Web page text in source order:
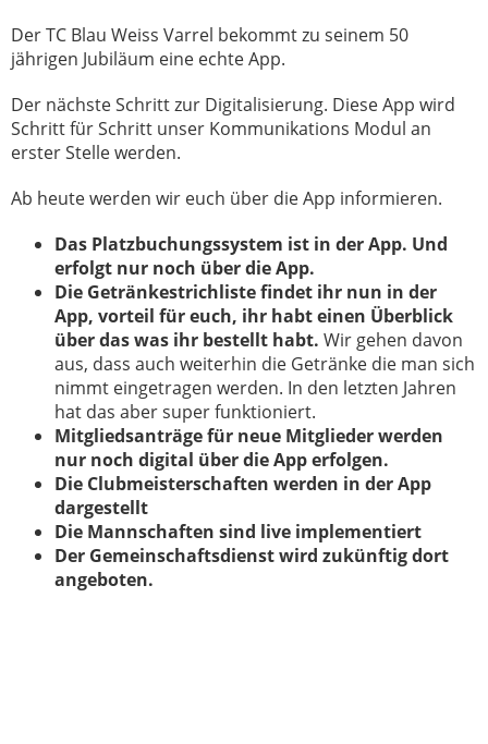
Der TC Blau Weiss Varrel bekommt zu seinem 50
jährigen Jubiläum eine echte App.
Der nächste Schritt zur Digitalisierung. Diese App wird
Schritt für Schritt unser Kommunikations Modul an
erster Stelle werden.
Ab heute werden wir euch über die App informieren.
Das Platzbuchungssystem ist in der App. Und
erfolgt nur noch über die App.
Die Getränkestrichliste findet ihr nun in der
App, vorteil für euch, ihr habt einen Überblick
über das was ihr bestellt habt. Wir gehen davon
aus, dass auch weiterhin die Getränke die man sich
nimmt eingetragen werden. In den letzten Jahren
hat das aber super funktioniert.
Mitgliedsanträge für neue Mitglieder werden
nur noch digital über die App erfolgen.
Die Clubmeisterschaften werden in der App
dargestellt
Die Mannschaften sind live implementiert
Der Gemeinschaftsdienst wird zukünftig dort
angeboten.